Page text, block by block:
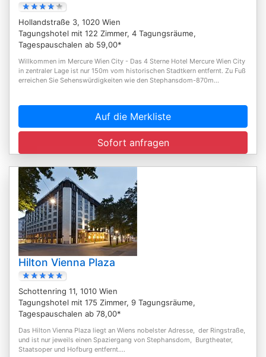
Hollandstraße 3, 1020 Wien
Tagungshotel mit 122 Zimmer, 4 Tagungsräume,
Tagespauschalen ab 59,00*
Willkommen im Mercure Wien City - Das 4 Sterne Hotel Mercure Wien City
in zentraler Lage ist nur 150m vom historischen Stadtkern entfernt. Zu Fuß
erreichen Sie Sehenswürdigkeiten wie den Stephansdom-870m...
Auf die Merkliste
Sofort anfragen
Hilton Vienna Plaza
Schottenring 11, 1010 Wien
Tagungshotel mit 175 Zimmer, 9 Tagungsräume,
Tagespauschalen ab 78,00*
Das Hilton Vienna Plaza liegt an Wiens nobelster Adresse, der Ringstraße,
und ist nur jeweils einen Spaziergang von Stephansdom, Burgtheater,
Staatsoper und Hofburg entfernt....